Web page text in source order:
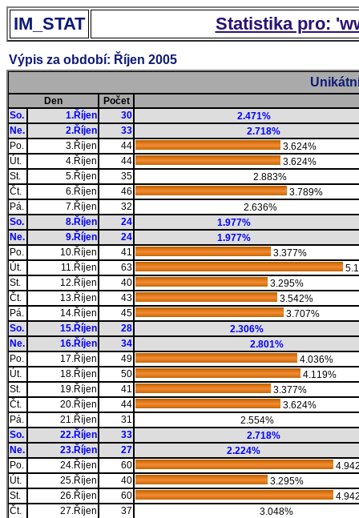
IM_STAT Statistika pro:
Výpis za období: Říjen 2005
Den
Počet
So.
1.Říjen 30
2.471%
Ne.
2.Říjen 33
2.718%
Po.
3.Říjen 44
3.624%
Út.
4.Říjen 44
3.624%
St.
5.Říjen 35
2.883%
Čt.
6.Říjen 46
3.789%
Pá.
7.Říjen 32
2.636%
So.
8.Říjen 24
1.977%
Ne.
9.Říjen 24
1.977%
Po.
10.Říjen 41
3.377%
Út.
11.Říjen 63
St.
12.Říjen 40
3.295%
Čt.
13.Říjen 43
3.542%
Pá.
14.Říjen 45
3.707%
So.
15.Říjen 28
2.306%
Ne.
16.Říjen 34
2.801%
Po.
17.Říjen 49
4.036%
Út.
18.Říjen 50
4.119%
St.
19.Říjen 41
3.377%
Čt.
20.Říjen 44
3.624%
Pá.
21.Říjen 31
2.554%
So.
22.Říjen 33
2.718%
Ne.
23.Říjen 27
2.224%
Po.
24.Říjen 60
Út.
25.Říjen 40
3.295%
St.
26.Říjen 60
Čt.
27.Říjen 37
3.048%